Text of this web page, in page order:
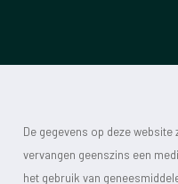
De gegevens op deze
vervangen geenszins een
het gebruik van